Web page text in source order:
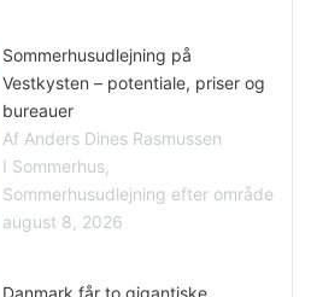
Sommerhusudlejning på
Vestkysten – potentiale, priser og
bureauer
Af Anders Dines Rasmussen
I Sommerhus,
Sommerhusudlejning efter område
august 8, 2026